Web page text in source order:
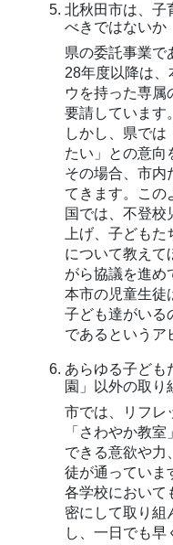
北秋田市は、子
べきではないか
県の委託事業で
28年度以降は
ウを持った専属
要請しています。
しかし、県で
たい」との意向
その場合、市内
てきます。この
国では、不登校
上げ、子ども
について教えて
がら協議を進め
本市の児童生徒
子ども達がいる
であるというア
あらゆる子ども
園」以外の取り
市では、リフレ
「さわやか教
できる意欲や力
徒が通っていま
各学校において
密にして取り組
し、一日でも早